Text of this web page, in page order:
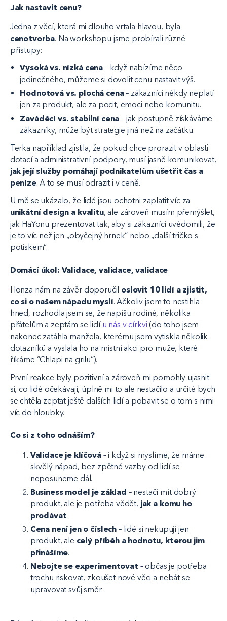
Jak nastavit cenu?
Jedna z věcí, která mi dlouho vrtala hlavou, byla
cenotvorba. Na workshopu jsme probírali různé
přístupy:
Vysoká vs. nízká cena – když nabízíme něco
jedinečného, můžeme si dovolit cenu nastavit výš.
Hodnotová vs. plochá cena– zákazníci někdy neplatí
jen za produkt, ale za pocit, emoci nebo komunitu.
Zaváděcí vs. stabilní cena – jak postupně získáváme
zákazníky, může být strategie jiná než na začátku.
Terka například zjistila, že pokud chce prorazit v oblasti
dotací a administrativní podpory, musí jasně komunikovat,
jak její služby pomáhají podnikatelům ušetřit čas a
peníze. A to se musí odrazit i v ceně.
U mě se ukázalo, že lidé jsou ochotni zaplatit víc za
unikátní design a kvalitu, ale zároveň musím přemýšlet,
jak HaYonu prezentovat tak, aby si zákazníci uvědomili, že
je to víc než jen „obyčejný hrnek“ nebo „další tričko s
potiskem“.
Domácí úkol: Validace, validace, validace
Honza nám na závěr doporučil oslovit 10 lidí a zjistit,
co si o našem nápadu myslí. Ačkoliv jsem to nestihla
hned, rozhodla jsem se, že napíšu rodině, několika
přátelům a zeptám se lidí u nás v církvi (do toho jsem
nakonec zatáhla manžela, kterému jsem vytiskla několik
dotazníků a vyslala ho na místní akci pro muže, které
říkáme “Chlapi na grilu”).
První reakce byly pozitivní a zároveň mi pomohly ujasnit
si, co lidé očekávají, úplně mi to ale nestačilo a určitě bych
se chtěla zeptat ještě dalších lidí a pobavit se o tom s nimi
víc do hloubky.
Co si z toho odnáším?
Validace je klíčová– i když si myslíme, že máme
skvělý nápad, bez zpětné vazby od lidí se
neposuneme dál.
Business model je základ – nestačí mít dobrý
produkt, ale je potřeba vědět, jak a komu ho
prodávat.
Cena není jen o číslech – lidé si nekupují jen
produkt, ale celý příběh a hodnotu, kterou jim
přinášíme.
Nebojte se experimentovat – občas je potřeba
trochu riskovat, zkoušet nové věci a nebát se
upravovat svůj směr.